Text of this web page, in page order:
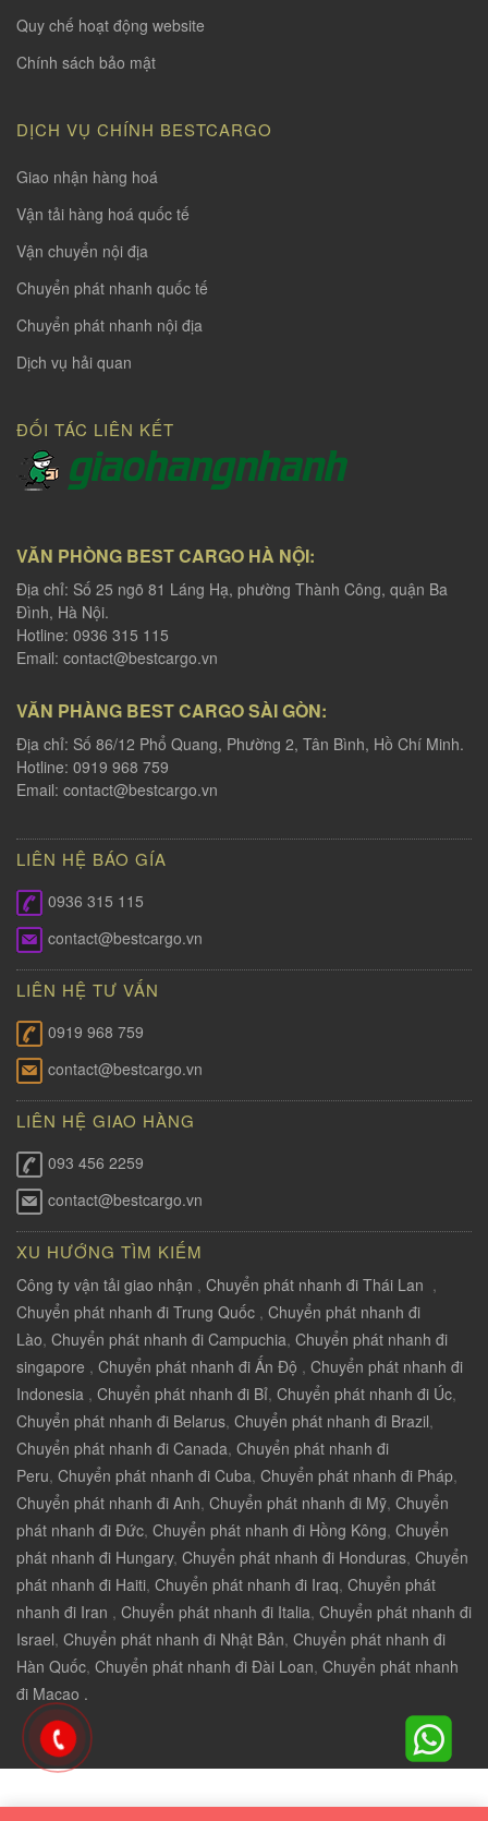
Quy chế hoạt động website
Chính sách bảo mật
DỊCH VỤ CHÍNH BESTCARGO
Giao nhận hàng hoá
Vận tải hàng hoá quốc tế
Vận chuyển nội địa
Chuyển phát nhanh quốc tế
Chuyển phát nhanh nội địa
Dịch vụ hải quan
ĐỐI TÁC LIÊN KẾT
VĂN PHÒNG BEST CARGO HÀ NỘI:
Địa chỉ: Số 25 ngõ 81 Láng Hạ, phường Thành Công, quận Ba
Đình, Hà Nội.
Hotline: 0936 315 115
Email: contact@bestcargo.vn
VĂN PHÀNG BEST CARGO SÀI GÒN:
Địa chỉ: Số 86/12 Phổ Quang, Phường 2, Tân Bình, Hồ Chí Minh.
Hotline: 0919 968 759
Email: contact@bestcargo.vn
LIÊN HỆ BÁO GÍA
0936 315 115
contact@bestcargo.vn
LIÊN HỆ TƯ VẤN
0919 968 759
contact@bestcargo.vn
LIÊN HỆ GIAO HÀNG
093 456 2259
contact@bestcargo.vn
XU HƯỚNG TÌM KIẾM
Công ty vận tải giao nhận , Chuyển phát nhanh đi Thái Lan ,
Chuyển phát nhanh đi Trung Quốc , Chuyển phát nhanh đi
Lào, Chuyển phát nhanh đi Campuchia, Chuyển phát nhanh đi
singapore , Chuyển phát nhanh đi Ấn Độ , Chuyển phát nhanh đi
Indonesia , Chuyển phát nhanh đi Bỉ, Chuyển phát nhanh đi Úc,
Chuyển phát nhanh đi Belarus, Chuyển phát nhanh đi Brazil,
Chuyển phát nhanh đi Canada, Chuyển phát nhanh đi
Peru, Chuyển phát nhanh đi Cuba, Chuyển phát nhanh đi Pháp,
Chuyển phát nhanh đi Anh, Chuyển phát nhanh đi Mỹ, Chuyển
phát nhanh đi Đức, Chuyển phát nhanh đi Hồng Kông, Chuyển
phát nhanh đi Hungary, Chuyển phát nhanh đi Honduras, Chuyển
phát nhanh đi Haiti, Chuyển phát nhanh đi Iraq, Chuyển phát
nhanh đi Iran , Chuyển phát nhanh đi Italia, Chuyển phát nhanh đi
Israel, Chuyển phát nhanh đi Nhật Bản, Chuyển phát nhanh đi
Hàn Quốc, Chuyển phát nhanh đi Đài Loan, Chuyển phát nhanh
đi Macao .